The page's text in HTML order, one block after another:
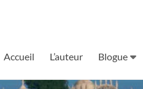
Accueil L’auteur Blogue